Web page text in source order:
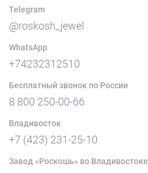
Telegram
@roskosh_jewel
WhatsApp
+74232312510
Бесплатный звонок по России
8 800 250-00-66
Владивосток
+7 (423) 231-25-10
Завод «Роскошь» во Владивостоке